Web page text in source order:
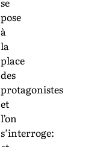
pose
à
la
place
des
protagonistes
et
l’on
s’interroge: